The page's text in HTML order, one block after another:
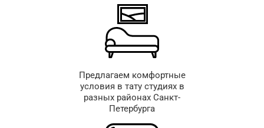
Предлагаем комфортные
условия в тату студиях в
разных районах Санкт-
Петербурга